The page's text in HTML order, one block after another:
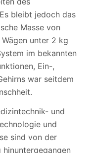
bleibt jedoch das
Masse von
unter 2 kg
im bekannten
Ein-,
war seitdem
und
und
sind von der
hinuntergegangen